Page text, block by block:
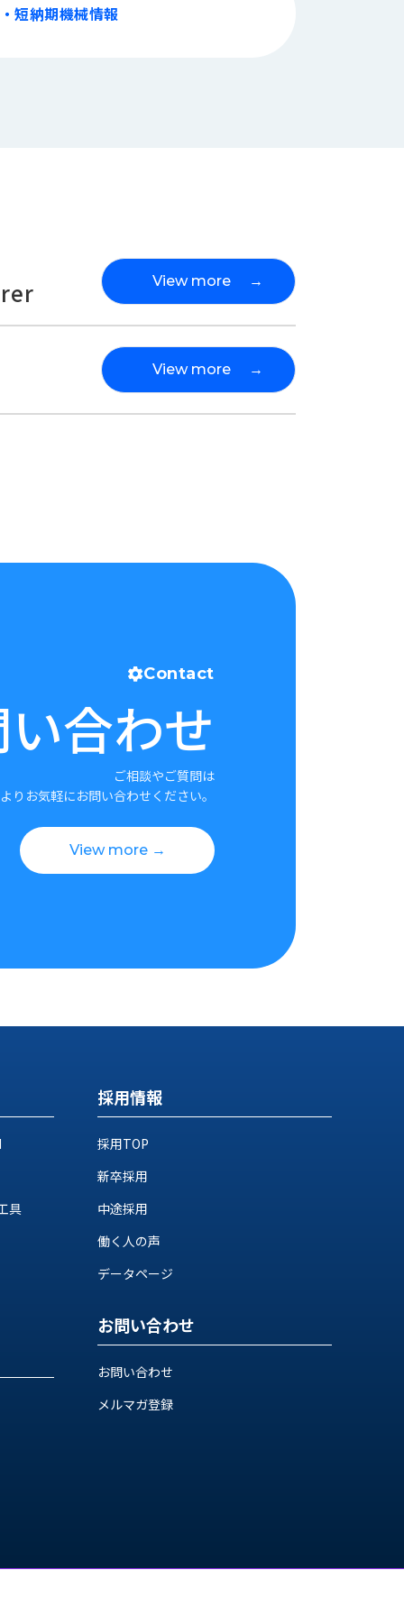
短納期機械情報
View more →
View more →
Contact
合わせ
ご相談やご質問は
りお気軽にお問い合わせください。
View more →
具
採用情報
採用TOP
新卒採用
中途採用
働く人の声
データページ
お問い合わせ
お問い合わせ
メルマガ登録